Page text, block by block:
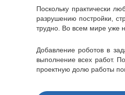
Поскольку практически
разрушению постройки,
трудно. Во всем мире уже
Добавление роботов в
выполнение всех работ.
проектную долю работы